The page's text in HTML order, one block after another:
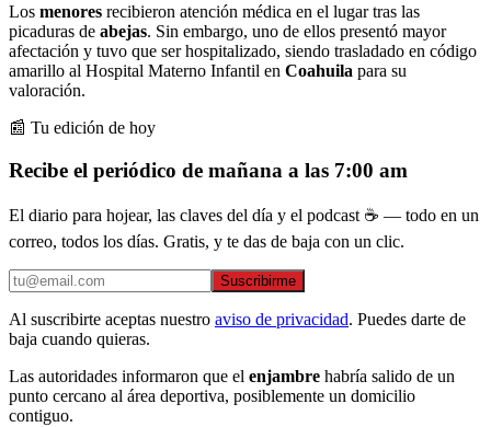
Los menores recibieron atención médica en el lugar tras las
picaduras de abejas. Sin embargo, uno de ellos presentó mayor
afectación y tuvo que ser hospitalizado, siendo trasladado en código
amarillo al Hospital Materno Infantil en Coahuila para su
valoración.
📰 Tu edición de hoy
Recibe el periódico de mañana a las 7:00 am
El diario para hojear, las claves del día y el podcast ☕ — todo en un
correo, todos los días. Gratis, y te das de baja con un clic.
Suscribirme
Al suscribirte aceptas nuestro aviso de privacidad. Puedes darte de
baja cuando quieras.
Las autoridades informaron que el enjambre habría salido de un
punto cercano al área deportiva, posiblemente un domicilio
contiguo.